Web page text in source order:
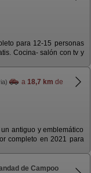
para 12-15 personas
Cocina- salón con tv y
a 18,7 km de
antiguo y emblemático
completo en 2021 para
de Campoo